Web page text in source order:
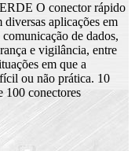
O conector rápido
aplicações em
de dados,
e vigilância, entre
em que a
ou não prática. 10
100 conectores